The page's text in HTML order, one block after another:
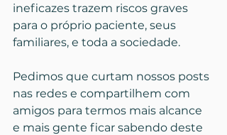
ineficazes trazem riscos graves
para o próprio paciente, seus
familiares, e toda a sociedade.
Pedimos que curtam nossos posts
nas redes e compartilhem com
amigos para termos mais alcance
e mais gente ficar sabendo deste